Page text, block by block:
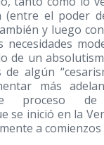
(entre el poder
y luego
necesidades
de un
de algún
más
proceso de
se inició en la
a comienzos